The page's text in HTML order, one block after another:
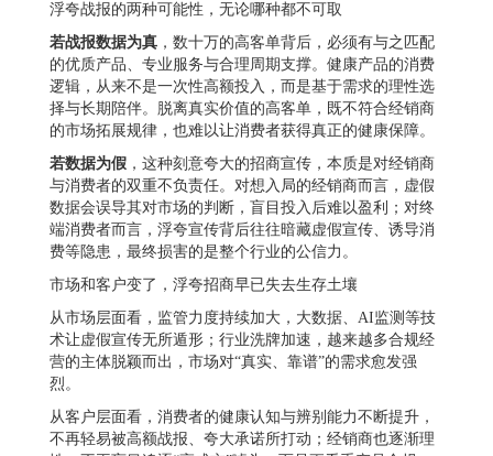
浮夸战报的两种可能性，无论哪种都不可取
若战报数据为真，数十万的高客单背后，必须有与之匹配
的优质产品、专业服务与合理周期支撑。健康产品的消费
逻辑，从来不是一次性高额投入，而是基于需求的理性选
择与长期陪伴。脱离真实价值的高客单，既不符合经销商
的市场拓展规律，也难以让消费者获得真正的健康保障。
若数据为假，这种刻意夸大的招商宣传，本质是对经销商
与消费者的双重不负责任。对想入局的经销商而言，虚假
数据会误导其对市场的判断，盲目投入后难以盈利；对终
端消费者而言，浮夸宣传背后往往暗藏虚假宣传、诱导消
费等隐患，最终损害的是整个行业的公信力。
市场和客户变了，浮夸招商早已失去生存土壤
从市场层面看，监管力度持续加大，大数据、AI监测等技
术让虚假宣传无所遁形；行业洗牌加速，越来越多合规经
营的主体脱颖而出，市场对“真实、靠谱”的需求愈发强
烈。
从客户层面看，消费者的健康认知与辨别能力不断提升，
不再轻易被高额战报、夸大承诺所打动；经销商也逐渐理